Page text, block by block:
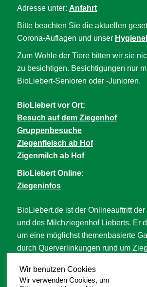
Adresse unter: Anfahrt
Bitte beachten Sie die aktuellen
Corona-Auflagen und unser
Zum Wohle der Tiere bitten wir sie
zu besichtigen. Besichtigungen nur
BioLiebert-Senioren oder -Junioren.
BioLiebert vor Ort:
Besuch auf dem Ziegenhof
Gruppenbesuche
Ziegenfleisch ab Hof
Zigenmilch ab Hof
BioLiebert Online:
Ziegeninfos
BioLiebert.de ist der Onlineauftritt
und des Milchziegenhof Lieberts. Er
um eine möglichst themenbasierte
durch Querverlinkungen rund um
Allgemeinen, Ziegenfleisch,
Landwirtschaft, Tierwohl uvm.
Wir benutzen Cookies
Wir verwenden Cookies, um